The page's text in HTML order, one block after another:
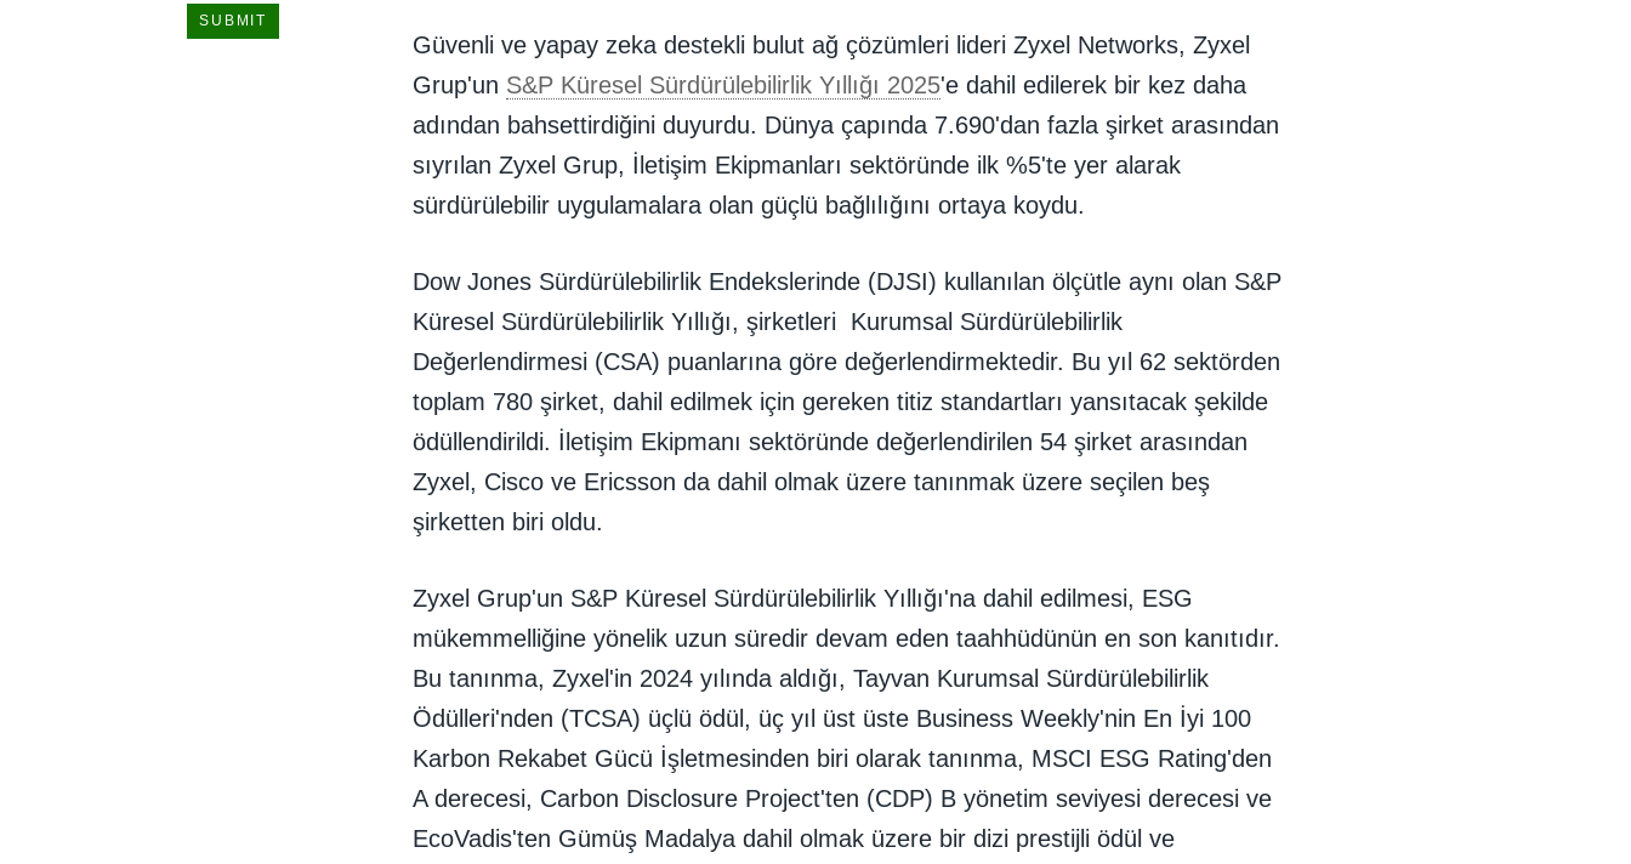
Güvenli ve yapay zeka destekli bulut ağ çözümleri lideri Zyxel Networks, Zyxel
Grup'un S&P Küresel Sürdürülebilirlik Yıllığı 2025'e dahil edilerek bir kez daha
adından bahsettirdiğini duyurdu. Dünya çapında 7.690'dan fazla şirket arasından
sıyrılan Zyxel Grup, İletişim Ekipmanları sektöründe ilk %5'te yer alarak
sürdürülebilir uygulamalara olan güçlü bağlılığını ortaya koydu.
Dow Jones Sürdürülebilirlik Endekslerinde (DJSI) kullanılan ölçütle aynı olan S&P
Küresel Sürdürülebilirlik Yıllığı, şirketleri Kurumsal Sürdürülebilirlik
Değerlendirmesi (CSA) puanlarına göre değerlendirmektedir. Bu yıl 62 sektörden
toplam 780 şirket, dahil edilmek için gereken titiz standartları yansıtacak şekilde
ödüllendirildi. İletişim Ekipmanı sektöründe değerlendirilen 54 şirket arasından
Zyxel, Cisco ve Ericsson da dahil olmak üzere tanınmak üzere seçilen beş
şirketten biri oldu.
Zyxel Grup'un S&P Küresel Sürdürülebilirlik Yıllığı'na dahil edilmesi, ESG
mükemmelliğine yönelik uzun süredir devam eden taahhüdünün en son kanıtıdır.
Bu tanınma, Zyxel'in 2024 yılında aldığı, Tayvan Kurumsal Sürdürülebilirlik
Ödülleri'nden (TCSA) üçlü ödül, üç yıl üst üste Business Weekly'nin En İyi 100
Karbon Rekabet Gücü İşletmesinden biri olarak tanınma, MSCI ESG Rating'den
A derecesi, Carbon Disclosure Project'ten (CDP) B yönetim seviyesi derecesi ve
EcoVadis'ten Gümüş Madalya dahil olmak üzere bir dizi prestijli ödül ve